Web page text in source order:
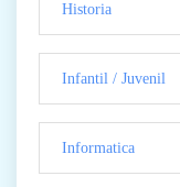
Historia
Infantil / Juvenil
Informatica